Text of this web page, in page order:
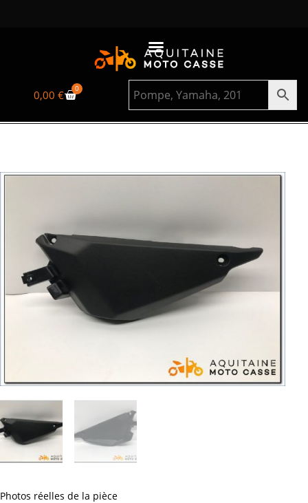
0,00€ 0
Photos réelles de la pièce